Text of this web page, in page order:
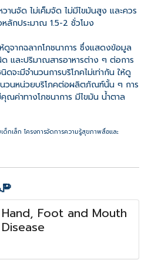
านจัด ไม่เค็มจัด ไม่มีไขมันสูง และควร
หลักประมาณ 1.5-2 ชั่วโมง
จากฉลากโภชนาการ ซึ่งแสดงข้อมูล
และปริมาณสารอาหารต่าง ๆ ต่อการ
จะมีจำนวนการบริโภคไม่เท่ากัน ให้ดู
นวนหน่วยบริโภคต่อผลิตภัณฑ์นั้น ๆ การ
ณค่าทางโภชนาการ มีไขมัน น้ำตาล
เล็ก โครงการจัดการความรู้สุขภาพสื่อและ
း
Hand, Foot and Mouth
Disease